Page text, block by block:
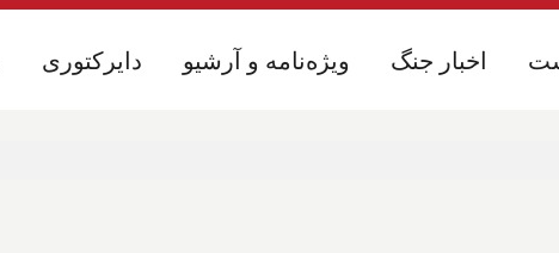
دایرکتوری ویژه‌نامه و آرشیو اخبار جنگ دایرکتوری ویژه‌نامه و آرشیو اخبار جنگ